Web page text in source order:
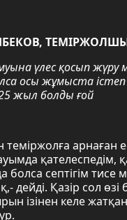
үлес қосып жүру
осы жұмыста істеп
жыл болды ғой
арнаған
қателеспедім,
болса септігім тисе
дейді. Қазір сол өзі
ізінен келе